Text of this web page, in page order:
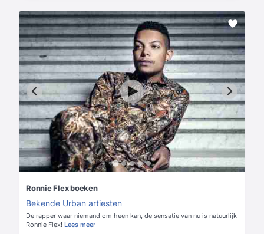
Ronnie Flex boeken
Bekende Urban artiesten
De rapper waar niemand om heen kan, de sensatie van nu is natuurlijk
Ronnie Flex! Lees meer